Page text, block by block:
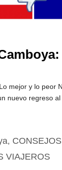
mejor y lo peor
nuevo regreso
, CONSEJOS
VIAJEROS